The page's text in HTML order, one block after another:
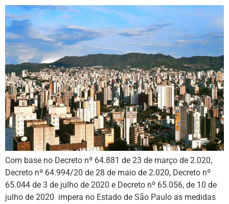
Com base no Decreto nº 64.881 de 23 de março de 2.020,
Decreto nº 64.994/20 de 28 de maio de 2.020, Decreto nº
65.044 de 3 de julho de 2020 e Decreto nº 65.056, de 10 de
julho de 2020 impera no Estado de São Paulo as medidas